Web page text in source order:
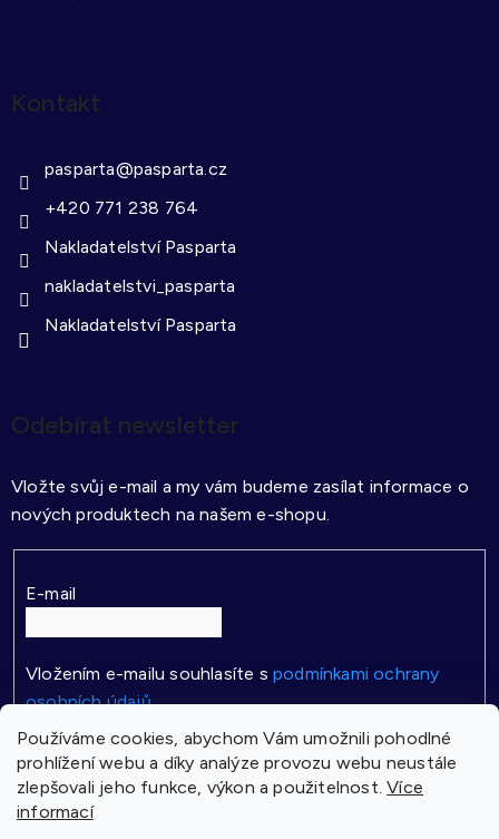
Používáme cookies, abychom Vám umožnili pohodlné
prohlížení webu a díky analýze provozu webu neustále
zlepšovali jeho funkce, výkon a použitelnost.Více
informací
Kontakt
pasparta@pasparta.cz
+420 771 238 764
Nakladatelství Pasparta
nakladatelstvi_pasparta
Nakladatelství Pasparta
Odebírat newsletter
Vložte svůj e-mail a my vám budeme zasílat informace o
nových produktech na našem e-shopu.
E-mail
Vložením e-mailu souhlasíte s podmínkami ochrany
osobních údajů
PŘIHLÁSIT SE